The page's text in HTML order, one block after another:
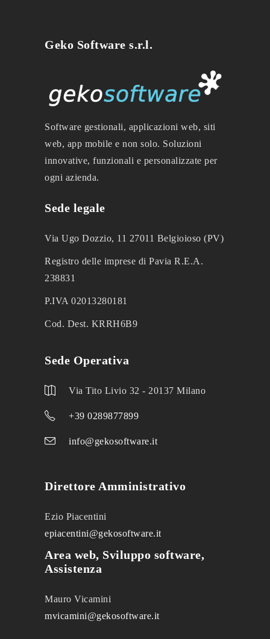
Geko Software s.r.l.
Software gestionali, applicazioni web, siti
web, app mobile e non solo. Soluzioni
innovative, funzionali e personalizzate per
ogni azienda.
Sede legale
Via Ugo Dozzio, 11 27011 Belgioioso (PV)
Registro delle imprese di Pavia R.E.A.
238831
P.IVA 02013280181
Cod. Dest. KRRH6B9
Sede Operativa
Via Tito Livio 32 - 20137 Milano
+39 0289877899
info@gekosoftware.it
Direttore Amministrativo
Ezio Piacentini
epiacentini@gekosoftware.it
Area web, Sviluppo software,
Assistenza
Mauro Vicamini
mvicamini@gekosoftware.it